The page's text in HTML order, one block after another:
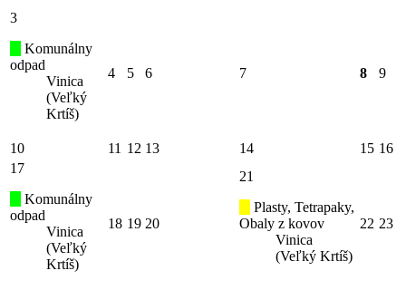
3
Komunálny
odpad
Vinica
(Veľký
Krtíš)
4 5 6 7 8 9
10 11 12 13 14 15 16
17
Komunálny
odpad
Vinica
(Veľký
Krtíš)
18 19 20
21
Plasty, Tetrapaky,
Obaly z kovov
Vinica
(Veľký Krtíš)
22 23